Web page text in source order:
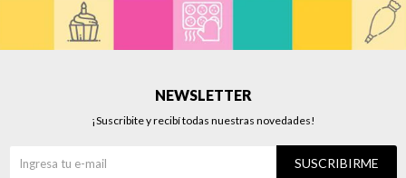
NEWSLETTER
¡Suscribite y recibí todas nuestras novedades!
SUSCRIBIRME